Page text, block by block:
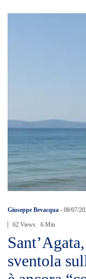
Giuseppe Bevacqua - 08/07/
62 Views 6 Min
sventola